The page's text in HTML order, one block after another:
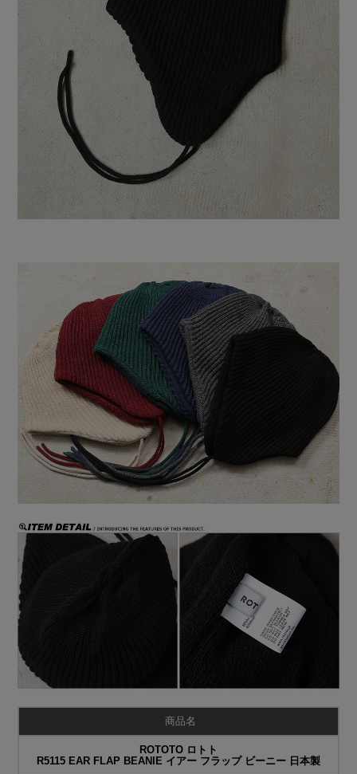
商品名
ROTOTO ロトト
R5115 EAR FLAP BEANIE イアー フラップ ビーニー 日本製